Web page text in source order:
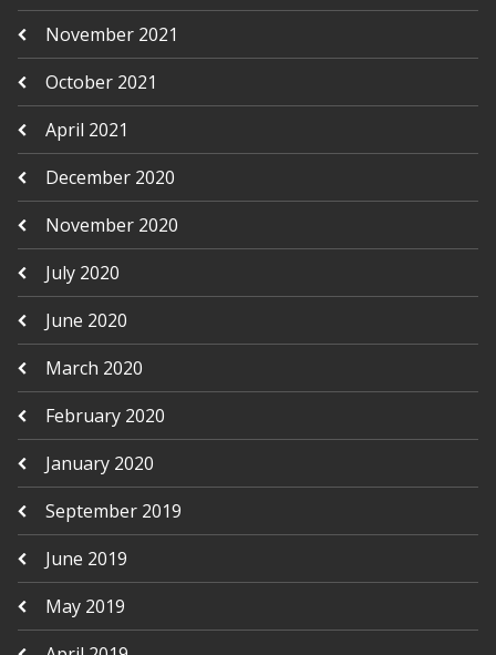
November 2021
October 2021
April 2021
December 2020
November 2020
July 2020
June 2020
March 2020
February 2020
January 2020
September 2019
June 2019
May 2019